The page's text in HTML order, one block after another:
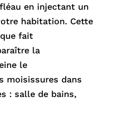
en injectant un
habitation. Cette
fait
la
le
moisissures dans
: salle de bains,